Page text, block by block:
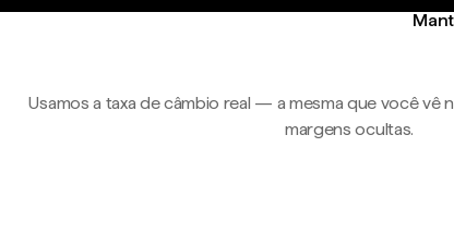
Usamos a taxa de câmbio real — a mesma que você vê
margens ocultas.